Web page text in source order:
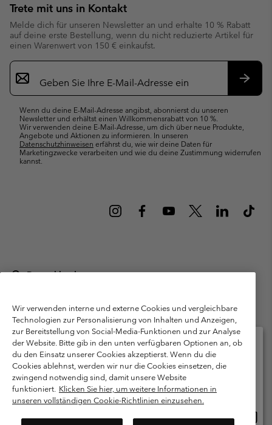
Trete mit uns in Kontakt
Melde dich für unseren Newsletter an und erhalte 10 % Rabatt
auf deine erste Bestellung, wenn du nicht reduzierte Artikel für
einen Warenwert von 150 € einkaufst.
Newsletter-
Anmeldung
Wenn du deine E-Mail-Adresse angibst, abonnierst du unseren
Newsletter und erhältst einen Willkommensrabatt von 10 %.
Wir verwenden deine E-Mail-Adresse, um dich über neue Produkte,
Angebote und Aktionen zu informieren. In unseren
Datenschutzhinweisen erfährst du, wie wir deine Daten für
Marketingzwecke verarbeiten und wie du deine Zustimmung widerrufen
kannst.
Deutschland
München Deutschland. Alle Rechte vorbehalten.
Nutzungsbedingungen
Allgemeine Verkaufsbedingungen
Garantie
Datenschutzerklärung
Bestimmungen und Bedingungen des Mitglieder Programms
Nutzungsbedingungen Für Nutzergenerierte Inhalte
Cookies
Public CBCR
Wir verwenden interne und externe Cookies und vergleichbare
Technologien zur Personalisierung von Inhalten und Anzeigen,
zur Bereitstellung von Social-Media-Funktionen und zur Analyse
der Website. Bitte gib in den unten verfügbaren Optionen an, ob
du den Einsatz unserer Cookies akzeptierst. Wenn du die
Cookies ablehnst, werden wir nur die Cookies einsetzen, die
zwingend notwendig sind, damit unsere Website
funktioniert. Klicken Sie hier, um weitere Informationen in
unseren vollständigen Cookie-Richtlinien einzusehen.
Bitte wählen Sie Ihr Lieferland und Ihre Sprache
Online-Einkauf verfügbar